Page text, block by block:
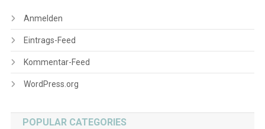
Anmelden
Eintrags-Feed
Kommentar-Feed
WordPress.org
POPULAR CATEGORIES